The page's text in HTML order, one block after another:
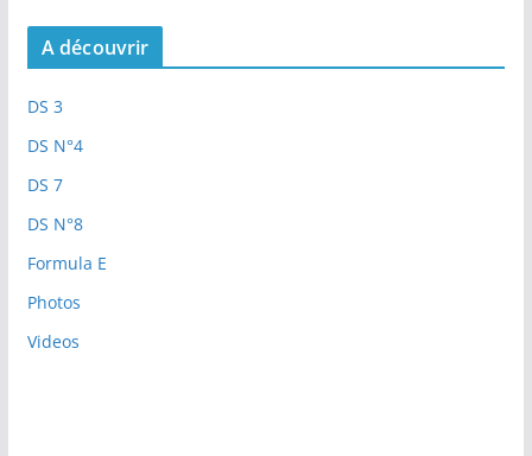
A découvrir
DS 3
DS N°4
DS 7
DS N°8
Formula E
Photos
Videos